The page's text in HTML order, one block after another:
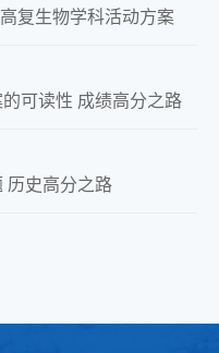
复生物学科活动方案
可读性 成绩高分之路
史高分之路